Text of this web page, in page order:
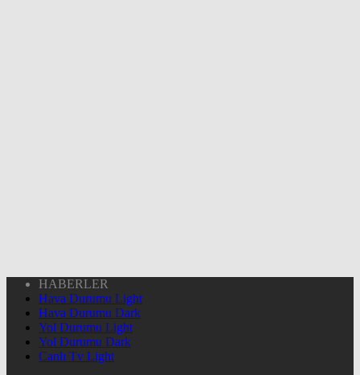
HABERLER
Hava Durumu Light
Hava Durumu Dark
Yol Durumu Light
Yol Durumu Dark
Canlı Tv Light